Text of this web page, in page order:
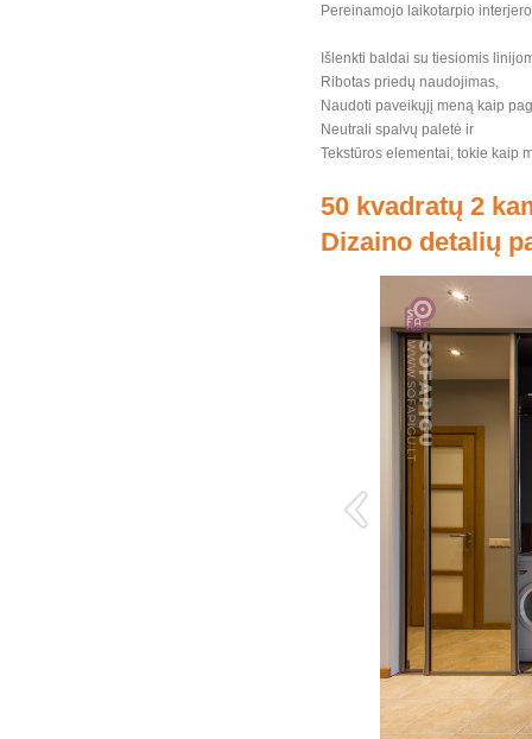
Pereinamojo laikotarpio
Išlenkti baldai su tiesiomis
Ribotas priedų naudojimas,
Naudoti paveikųjį meną kaip
Neutrali spalvų paletė ir
Tekstūros elementai, tokie kaip
50 kvadratų 2
Dizaino detalių